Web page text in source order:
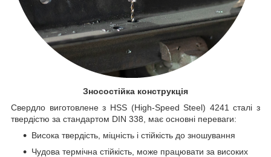
Зносостійка конструкція
Свердло виготовлене з HSS (High-Speed Steel) 4241 сталі з
твердістю за стандартом DIN 338, має основні переваги:
Висока твердість, міцність і стійкість до зношування
Чудова термічна стійкість, може працювати за високих